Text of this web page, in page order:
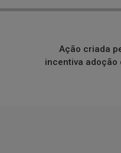
Ação criada
incentiva adoção